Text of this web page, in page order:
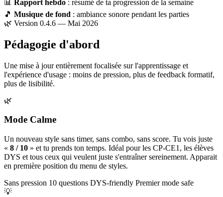
📊 Rapport hebdo : résumé de ta progression de la semaine
🎵 Musique de fond : ambiance sonore pendant les parties
🌿 Version 0.4.6 — Mai 2026
Pédagogie d'abord
Une mise à jour entièrement focalisée sur l'apprentissage et
l'expérience d'usage : moins de pression, plus de feedback formatif,
plus de lisibilité.
🌿
Mode Calme
Un nouveau style sans timer, sans combo, sans score. Tu vois juste
« 8 / 10 » et tu prends ton temps. Idéal pour les CP-CE1, les élèves
DYS et tous ceux qui veulent juste s'entraîner sereinement. Apparait
en première position du menu de styles.
Sans pression 10 questions DYS-friendly Premier mode safe
💡